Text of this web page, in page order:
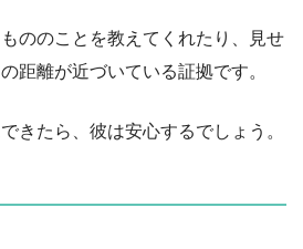
ののことを教えてくれたり、見せ
距離が近づいている証拠です。
きたら、彼は安心するでしょう。